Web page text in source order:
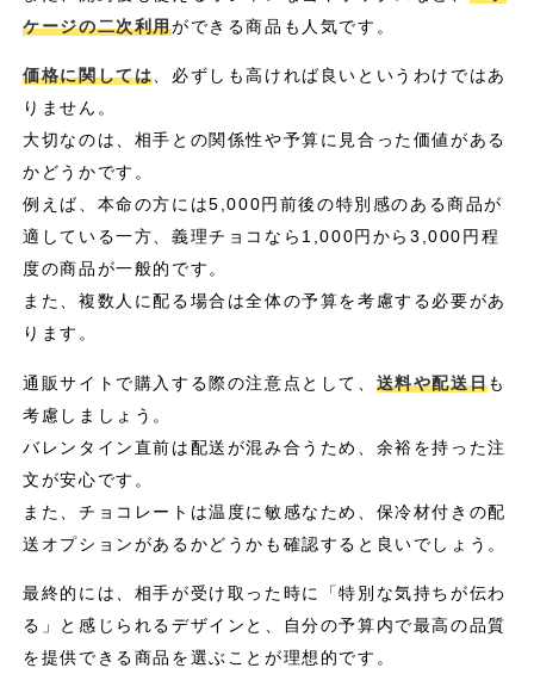
ケージの二次利用ができる商品も人気です。
価格に関しては、必ずしも高ければ良いというわけではあ
りません。
大切なのは、相手との関係性や予算に見合った価値がある
かどうかです。
例えば、本命の方には5,000円前後の特別感のある商品が
適している一方、義理チョコなら1,000円から3,000円程
度の商品が一般的です。
また、複数人に配る場合は全体の予算を考慮する必要があ
ります。
通販サイトで購入する際の注意点として、 送料や配送日も
考慮しましょう。
バレンタイン直前は配送が混み合うため、余裕を持った注
文が安心です。
また、チョコレートは温度に敏感なため、保冷材付きの配
送オプションがあるかどうかも確認すると良いでしょう。
最終的には、相手が受け取った時に「特別な気持ちが伝わ
る」と感じられるデザインと、自分の予算内で最高の品質
を提供できる商品を選ぶことが理想的です。